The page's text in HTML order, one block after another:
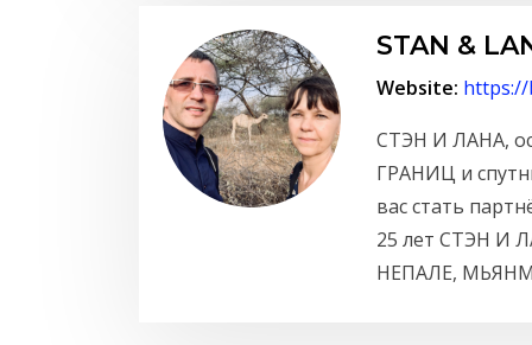
STAN &
Website:
СТЭН И ЛАНА,
ГРАНИЦ и
вас стать
25 лет СТЭН И
НЕПАЛЕ,